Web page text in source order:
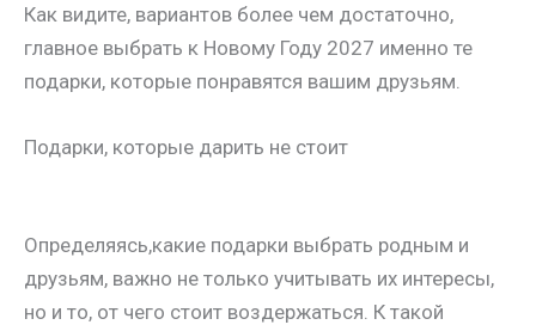
Как видите, вариантов более чем достаточно,
главное выбрать к Новому Году 2027 именно те
подарки, которые понравятся вашим друзьям.
Подарки, которые дарить не стоит
Определяясь,какие подарки выбрать родным и
друзьям, важно не только учитывать их интересы,
но и то, от чего стоит воздержаться. К такой